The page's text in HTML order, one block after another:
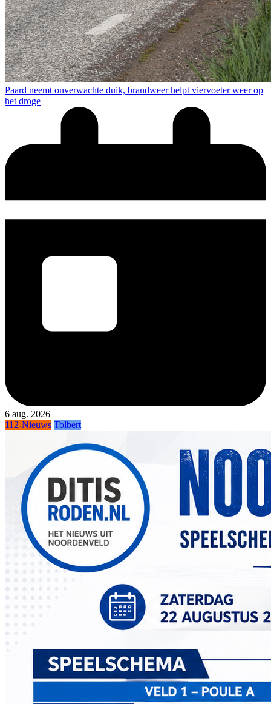
Paard neemt onverwachte duik, brandweer helpt viervoeter weer op
het droge
6 aug. 2026
112-Nieuws Tolbert